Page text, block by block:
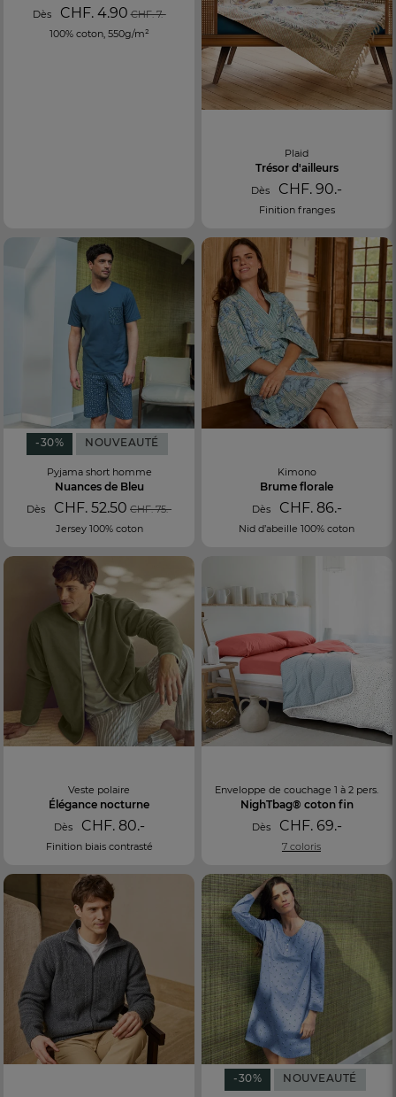
Dès CHF. 4.90 CHF. 7.-
100% coton, 550g/m²
Plaid
Trésor d'ailleurs
Dès CHF. 90.-
Finition franges
-30% NOUVEAUTÉ
Pyjama short homme
Nuances de Bleu
Dès CHF. 52.50 CHF. 75.-
Jersey 100% coton
Kimono
Brume florale
Dès CHF. 86.-
Nid d’abeille 100% coton
Veste polaire
Élégance nocturne
Dès CHF. 80.-
Finition biais contrasté
Enveloppe de couchage 1 à 2 pers.
NighTbag® coton fin
Dès CHF. 69.-
7 coloris
-30% NOUVEAUTÉ